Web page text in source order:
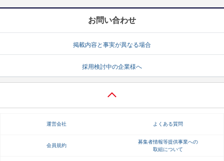
お問い合わせ
掲載内容と事実が異なる場合
採用検討中の企業様へ
運営会社 よくある質問
会員規約
募集者情報等提供事業への
取組について